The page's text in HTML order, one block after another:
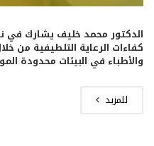
الدكتور محمد خليف يشارك في
كفاءات الرعاية التلطيفية من
والأطباء في البيئات محدودة
للمزيد